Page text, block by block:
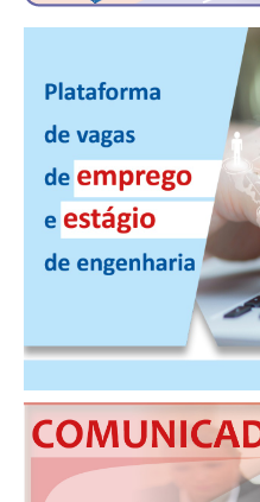
NOTÍCIAS NO WHATSAPP
PUBLICAÇÕES
PUBLICIDADE
MANUAL DE REDAÇÃO
RELEASES
ASSOCIE-SE
ATUALIZAÇÃO CADASTRAL